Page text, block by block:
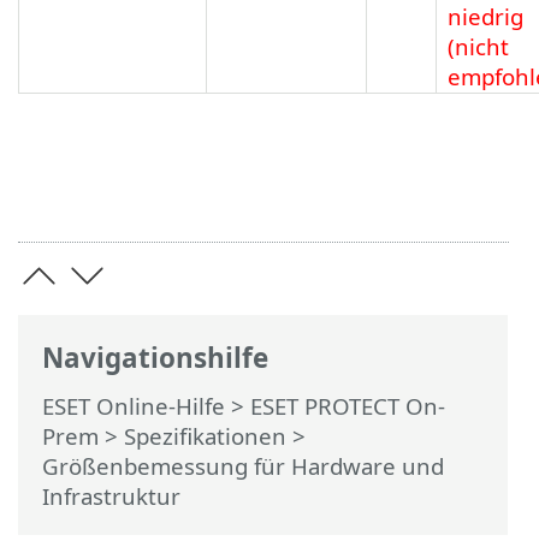
Navigationshilfe
ESET Online-Hilfe > ESET PROTECT On-
Prem > Spezifikationen >
Größenbemessung für Hardware und
Infrastruktur
niedrig
(nicht